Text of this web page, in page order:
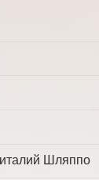
Шляппо